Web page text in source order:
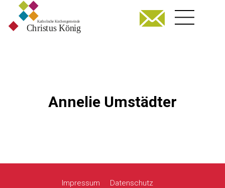
Annelie Umstädter
Impressum Datenschutz